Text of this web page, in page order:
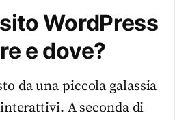
WordPress
e dove?
da una piccola galassia
A seconda di